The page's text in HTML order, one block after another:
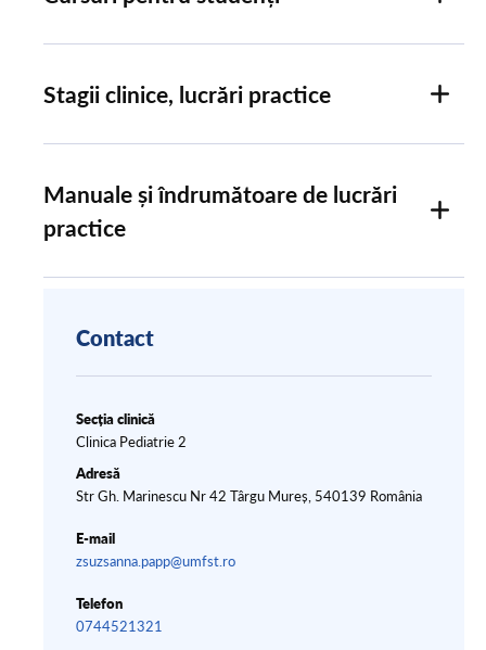
Stagii clinice, lucrări practice
Manuale și îndrumătoare de lucrări
practice
Contact
Secția clinică
Clinica Pediatrie 2
Adresă
Str Gh. Marinescu Nr 42 Târgu Mureș, 540139 România
E-mail
zsuzsanna.papp@umfst.ro
Telefon
0744521321